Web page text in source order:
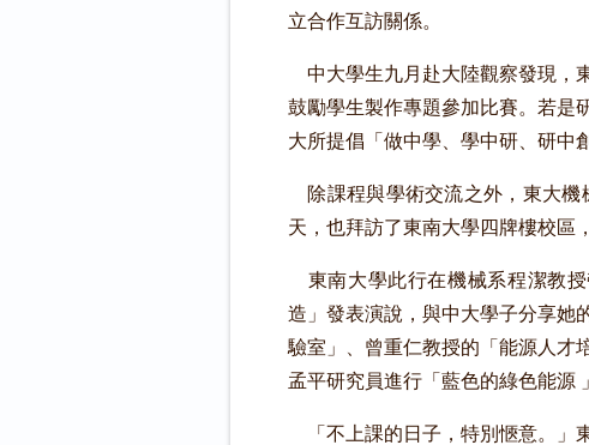
立合作互訪關係。
中大學生九月赴大陸觀察發現，
鼓勵學生製作專題參加比賽。若是
大所提倡「做中學、學中研、研中
除課程與學術交流之外，東大機
天，也拜訪了東南大學四牌樓校區
東南大學此行在機械系程潔教授
造」發表演說，與中大學子分享她
驗室」、曾重仁教授的「能源人才
孟平研究員進行「藍色的綠色能源
「不上課的日子，特別愜意。」